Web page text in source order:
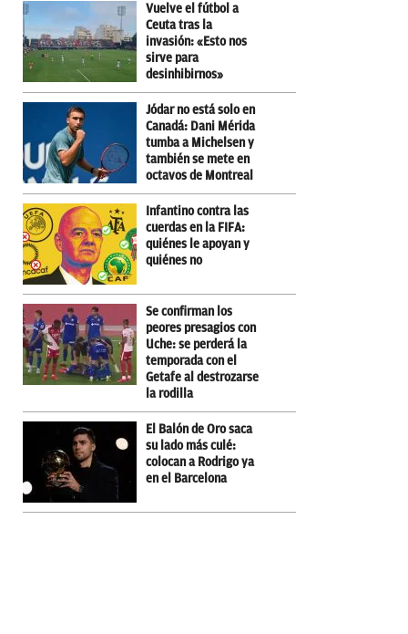
Vuelve el fútbol a
Ceuta tras la
invasión: «Esto nos
sirve para
desinhibirnos»
Jódar no está solo en
Canadá: Dani Mérida
tumba a Michelsen y
también se mete en
octavos de Montreal
Infantino contra las
cuerdas en la FIFA:
quiénes le apoyan y
quiénes no
Se confirman los
peores presagios con
Uche: se perderá la
temporada con el
Getafe al destrozarse
la rodilla
El Balón de Oro saca
su lado más culé:
colocan a Rodrigo ya
en el Barcelona